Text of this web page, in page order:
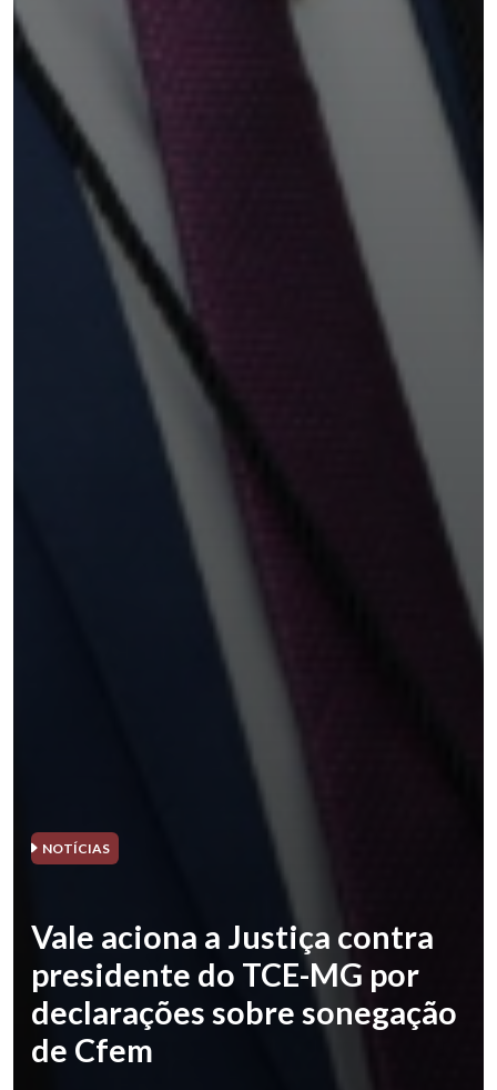
NOTÍCIAS
Vale aciona a Justiça contra
presidente do TCE-MG por
declarações sobre sonegação
de Cfem